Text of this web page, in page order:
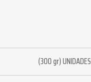
(300 gr) UNIDADES